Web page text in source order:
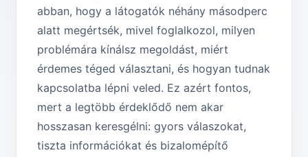
abban, hogy a látogatók néhány másodperc
alatt megértsék, mivel foglalkozol, milyen
problémára kínálsz megoldást, miért
érdemes téged választani, és hogyan tudnak
kapcsolatba lépni veled. Ez azért fontos,
mert a legtöbb érdeklődő nem akar
hosszasan keresgélni: gyors válaszokat,
tiszta információkat és bizalomépítő